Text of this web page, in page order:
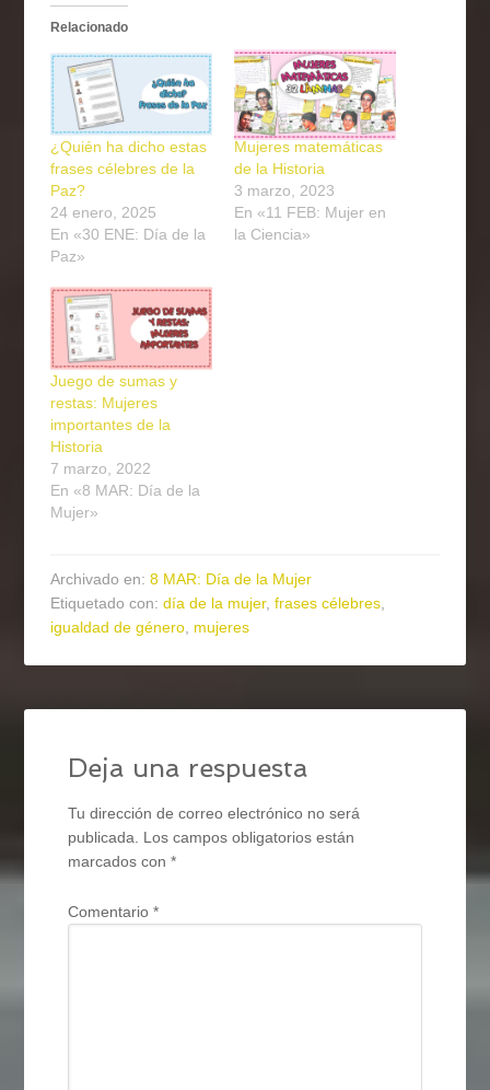
Relacionado
¿Quién ha dicho estas
frases célebres de la
Paz?
24 enero, 2025
En «30 ENE: Día de la
Paz»
Mujeres matemáticas
de la Historia
3 marzo, 2023
En «11 FEB: Mujer en
la Ciencia»
Juego de sumas y
restas: Mujeres
importantes de la
Historia
7 marzo, 2022
En «8 MAR: Día de la
Mujer»
Archivado en:8 MAR: Día de la Mujer
Etiquetado con:día de la mujer,frases célebres,
igualdad de género, mujeres
Deja una respuesta
Tu dirección de correo electrónico no será
publicada. Los campos obligatorios están
marcados con*
Comentario*